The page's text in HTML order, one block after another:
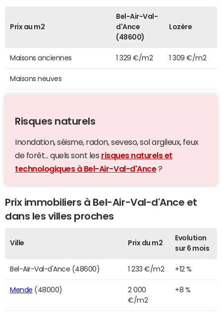
Prix au m2
Bel-Air-Val-
d'Ance
(48600)
Lozère
Maisons anciennes 1 329 €/m2 1 309 €/m2
Maisons neuves
Risques naturels
Inondation, séisme, radon, seveso, sol argileux, feux
de forêt... quels sont les risques naturels et
technologiques à Bel-Air-Val-d'Ance?
Prix immobiliers à Bel-Air-Val-d'Ance et
dans les villes proches
Ville Prix du m2
Evolution
sur 6 mois
Bel-Air-Val-d'Ance (48600) 1 233 €/m2 +12 %
Mende (48000)
2 000
€/m2
+8 %